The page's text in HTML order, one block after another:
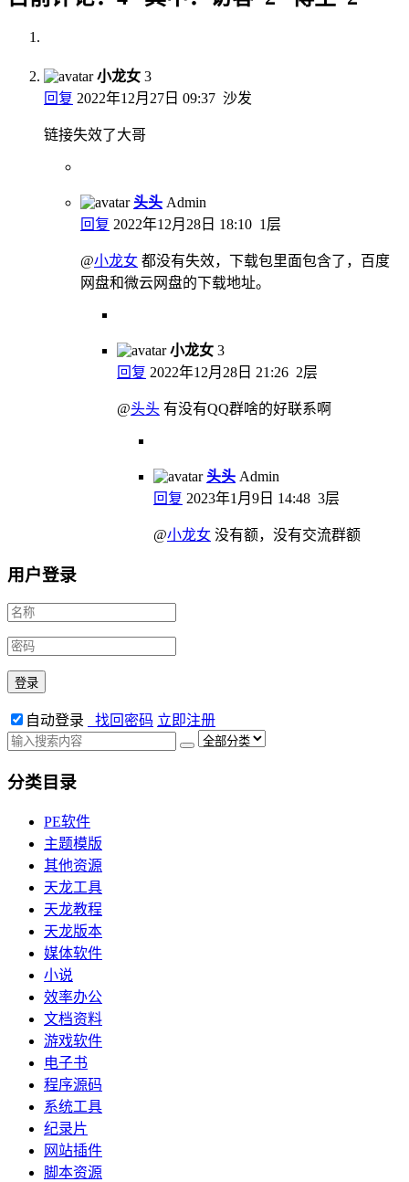
小龙女 3
回复 2022年12月27日 09:37 沙发
链接失效了大哥
头头 Admin
回复 2022年12月28日 18:10 1层
@小龙女 都没有失效，下载包里面包含了，百度
网盘和微云网盘的下载地址。
小龙女 3
回复 2022年12月28日 21:26 2层
@头头 有没有QQ群啥的好联系啊
头头 Admin
回复 2023年1月9日 14:48 3层
@小龙女 没有额，没有交流群额
用户登录
自动登录 找回密码 立即注册
分类目录
PE软件
主题模版
其他资源
天龙工具
天龙教程
天龙版本
媒体软件
小说
效率办公
文档资料
游戏软件
电子书
程序源码
系统工具
纪录片
网站插件
脚本资源